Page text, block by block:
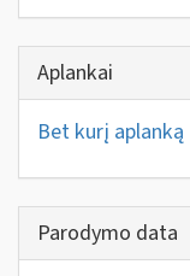
Aplankai
Bet kurį aplanką
Parodymo data